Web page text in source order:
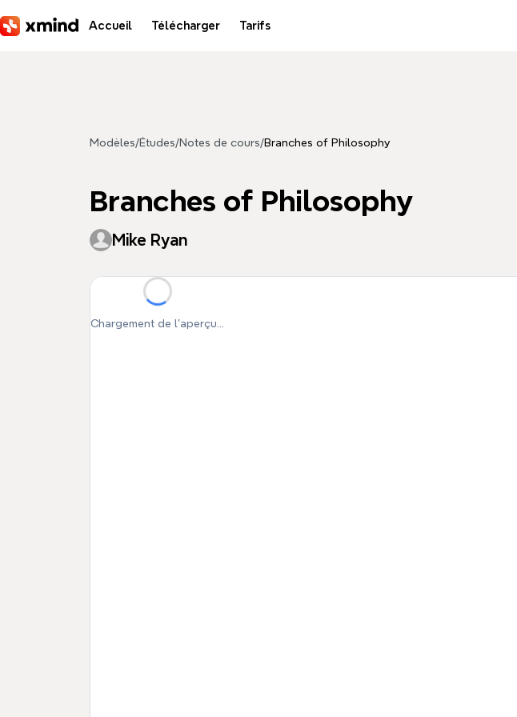
Accueil Télécharger Tarifs
Modèles/Études/Notes de cours/Branches of Philosophy
Branches of Philosophy
Mike Ryan
Chargement de l'aperçu...